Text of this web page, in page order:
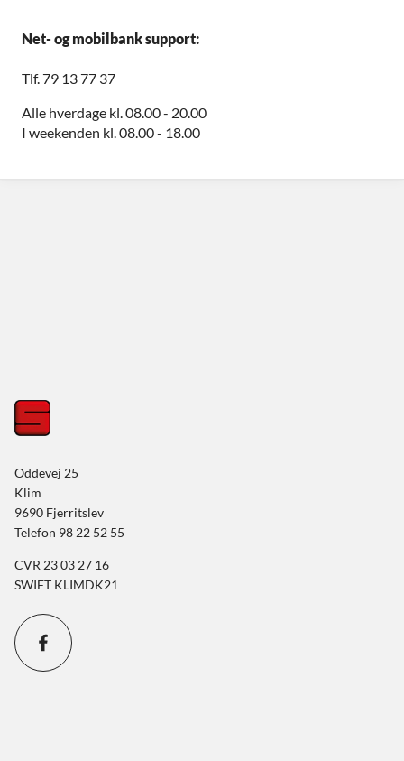
Net- og mobilbank support:
Tlf. 79 13 77 37
Alle hverdage kl. 08.00 - 20.00
I weekenden kl. 08.00 - 18.00
Oddevej 25
Klim
9690 Fjerritslev
Telefon 98 22 52 55
CVR 23 03 27 16
SWIFT KLIMDK21